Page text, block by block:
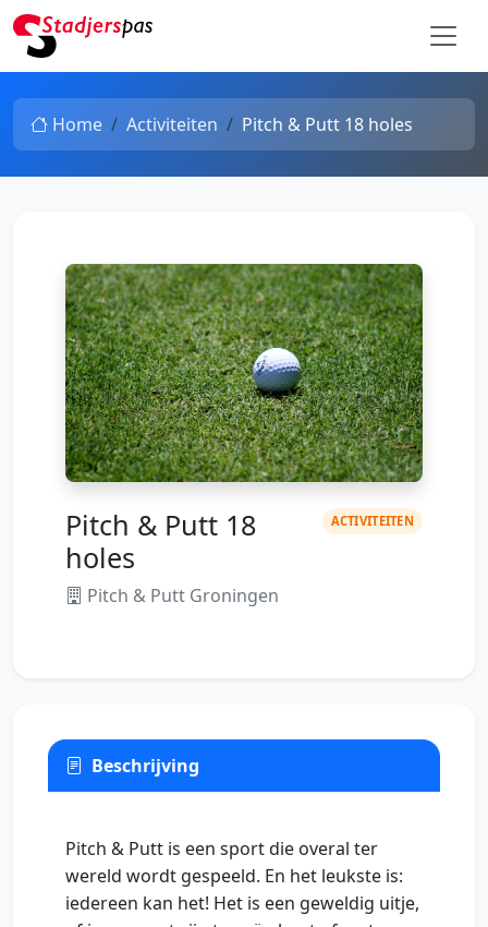
Home Activiteiten Pitch & Putt 18 holes
Pitch & Putt 18
holes
Pitch & Putt Groningen
ACTIVITEITEN
Beschrijving
Pitch & Putt is een sport die overal ter
wereld wordt gespeeld. En het leukste is:
iedereen kan het! Het is een geweldig uitje,